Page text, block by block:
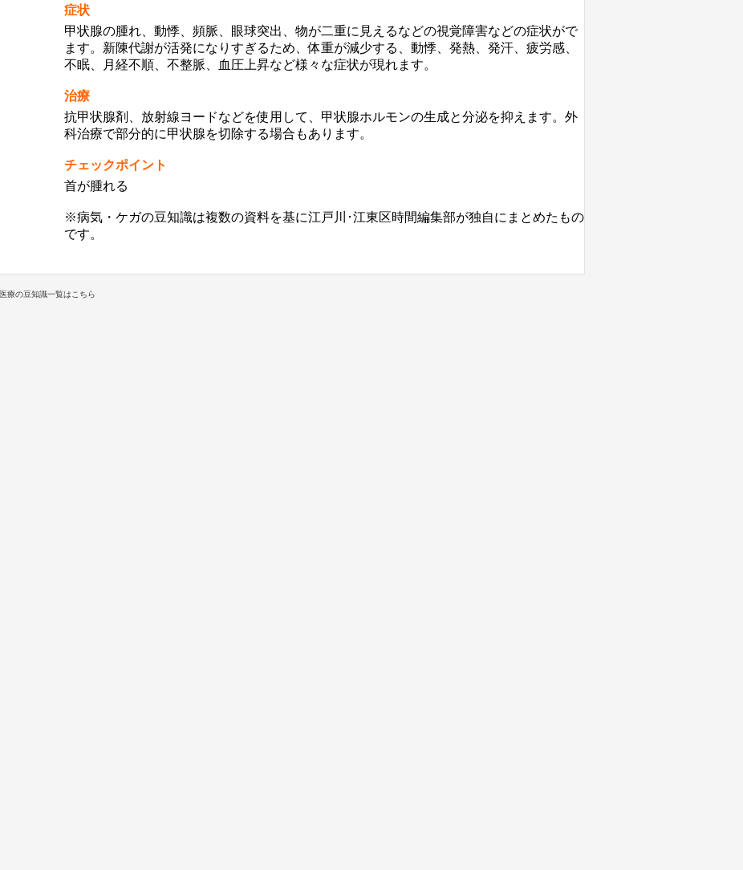
症状
甲状腺の腫れ、動悸、頻脈、眼球突出、物が二重に見えるなどの視覚障害などの症状がで
ます。新陳代謝が活発になりすぎるため、体重が減少する、動悸、発熱、発汗、疲労感、
不眠、月経不順、不整脈、血圧上昇など様々な症状が現れます。
治療
抗甲状腺剤、放射線ヨードなどを使用して、甲状腺ホルモンの生成と分泌を抑えます。外
科治療で部分的に甲状腺を切除する場合もあります。
チェックポイント
首が腫れる
※病気・ケガの豆知識は複数の資料を基に江戸川･江東区時間編集部が独自にまとめたもの
です。
医療の豆知識一覧はこちら